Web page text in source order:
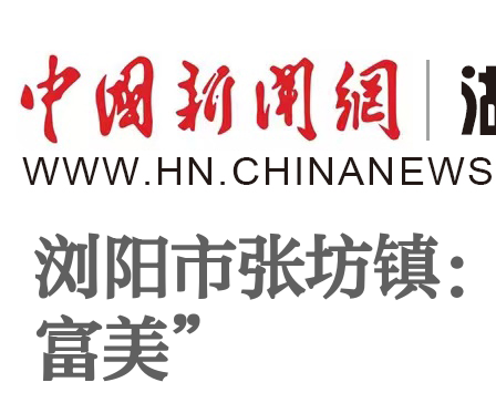
浏阳市张坊
富美”